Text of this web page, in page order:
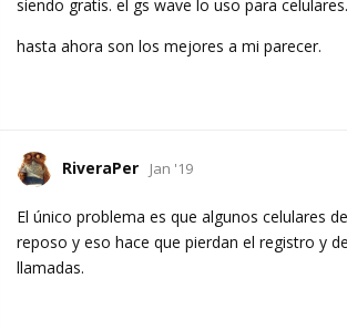
siendo gratis. el gs wave lo uso para celulares.
hasta ahora son los mejores a mi parecer.
RiveraPer Jan '19
El único problema es que algunos celulares
reposo y eso hace que pierdan el registro y
llamadas.